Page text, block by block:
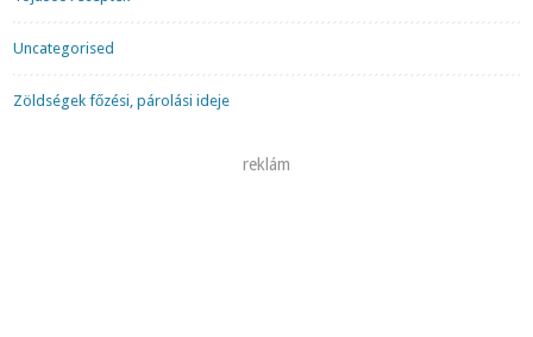
Uncategorised
Zöldségek főzési, párolási ideje
reklám